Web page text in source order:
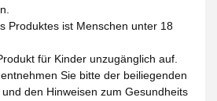
Produktes ist Menschen unter 18
für Kinder unzugänglich auf.
Sie bitte der beiliegenden
den Hinweisen zum Gesundheits